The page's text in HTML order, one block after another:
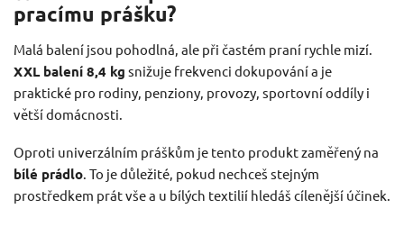
pracímu prášku?
Malá balení jsou pohodlná, ale při častém praní rychle mizí.
XXL balení 8,4 kg snižuje frekvenci dokupování a je
praktické pro rodiny, penziony, provozy, sportovní oddíly i
větší domácnosti.
Oproti univerzálním práškům je tento produkt zaměřený na
bílé prádlo . To je důležité, pokud nechceš stejným
prostředkem prát vše a u bílých textilií hledáš cílenější účinek.